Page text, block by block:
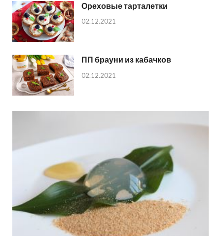
Ореховые тарталетки
02.12.2021
ПП брауни из кабачков
02.12.2021